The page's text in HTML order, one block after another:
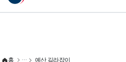
이 누리집은 대한민국 공식 전자정부 누리집입니다.
홈 예산 길라잡이